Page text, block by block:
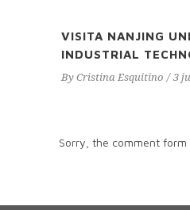
VISITA NANJING
INDUSTRIAL
By Cristina Esquitino 3
Sorry, the comment form